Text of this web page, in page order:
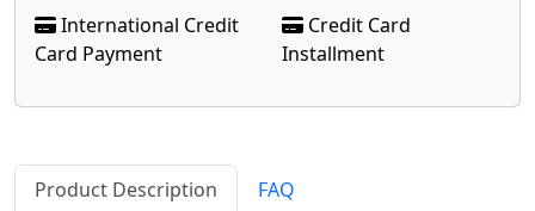
International Credit
Card Payment
Credit Card
Installment
Product Description FAQ